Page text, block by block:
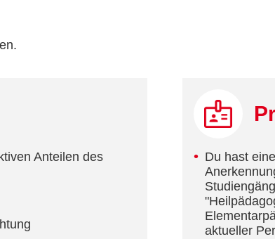
Anteilen des
Du hast
aktueller